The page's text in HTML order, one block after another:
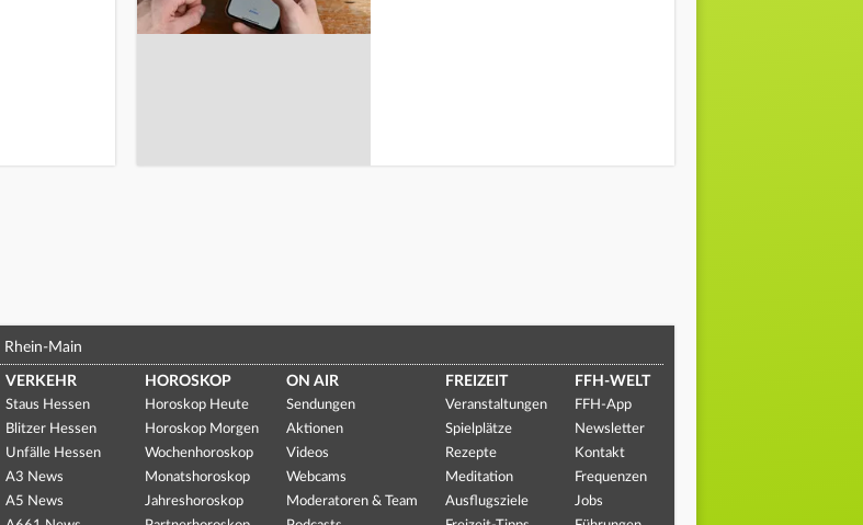
Rhein-Main
VERKEHR
Staus Hessen
Blitzer Hessen
Unfälle Hessen
A3 News
A5 News
HOROSKOP
Horoskop Heute
Horoskop Morgen
Wochenhoroskop
Monatshoroskop
Jahreshoroskop
ON AIR
Sendungen
Aktionen
Videos
Webcams
Moderatoren & Team
FREIZEIT
Veranstaltungen
Spielplätze
Rezepte
Meditation
Ausflugsziele
FFH-WELT
FFH-App
Newsletter
Kontakt
Frequenzen
Jobs